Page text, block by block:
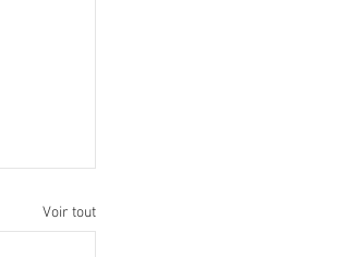
Voir tout